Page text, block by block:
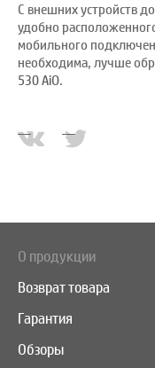
С внешних устройств
удобно
мобильного
необходима, лучше
530 AiO.
О продукции
Возврат товара
Гарантия
Обзоры